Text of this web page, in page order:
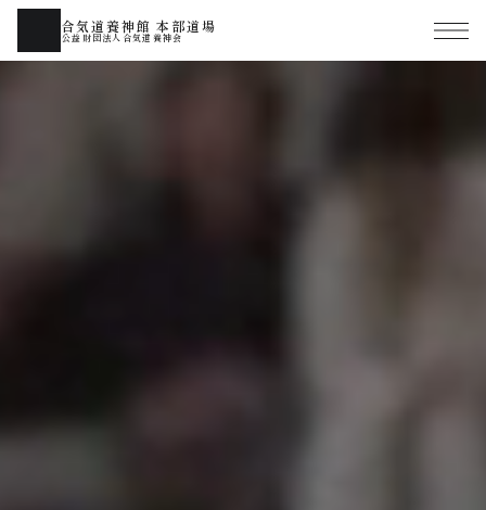
合気道養神館 本部道場
公益財団法人合気道養神会